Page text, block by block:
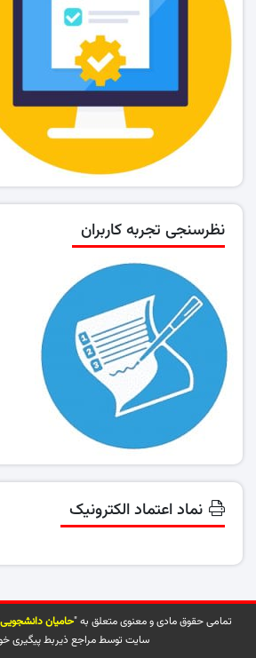
نظرسنجی تجربه کاربران
نماد اعتماد الکترونیک
تمامی حقوق مادی و معنوی متعلق به "حامیان دانشجویی
سایت توسط مراجع ذیربط پیگیری